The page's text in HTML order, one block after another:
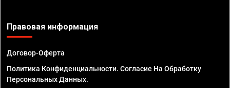
Правовая информация
Договор-Оферта
Политика Конфиденциальности. Согласие На Обработку
Персональных Данных.